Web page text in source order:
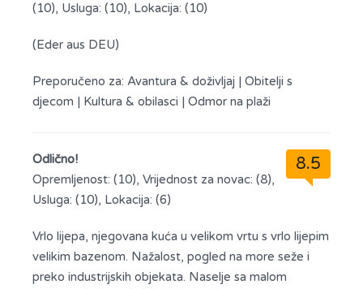
(10), Usluga: (10), Lokacija: (10)
(Eder aus DEU)
Preporučeno za: Avantura & doživljaj | Obitelji s
djecom | Kultura & obilasci | Odmor na plaži
8.5
Odlično!
Opremljenost: (10), Vrijednost za novac: (8),
Usluga: (10), Lokacija: (6)
Vrlo lijepa, njegovana kuća u velikom vrtu s vrlo lijepim
velikim bazenom. Nažalost, pogled na more seže i
preko industrijskih objekata. Naselje sa malom